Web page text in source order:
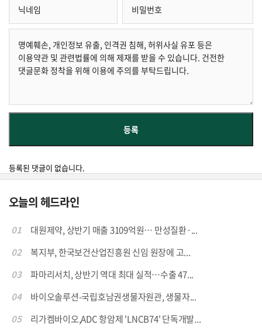
등록된 댓글이 없습니다.
오늘의 헤드라인
01
대원제약, 상반기 매출 3109억원… 만성질환·...
02
복지부, 한국보건산업진흥원 신임 원장에 고...
03
파마리서치, 상반기 역대 최대 실적…수출 47...
04
바이오솔루션-국립호남권생물자원관, 생물자...
05
리가켐바이오,ADC 항암제 'LNCB74' 단독개발...